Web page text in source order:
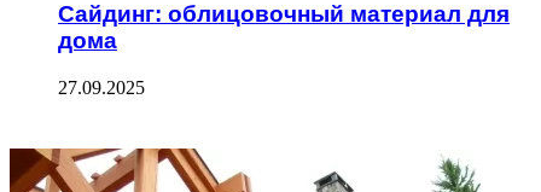
Сайдинг: облицовочный материал для
дома
27.09.2025